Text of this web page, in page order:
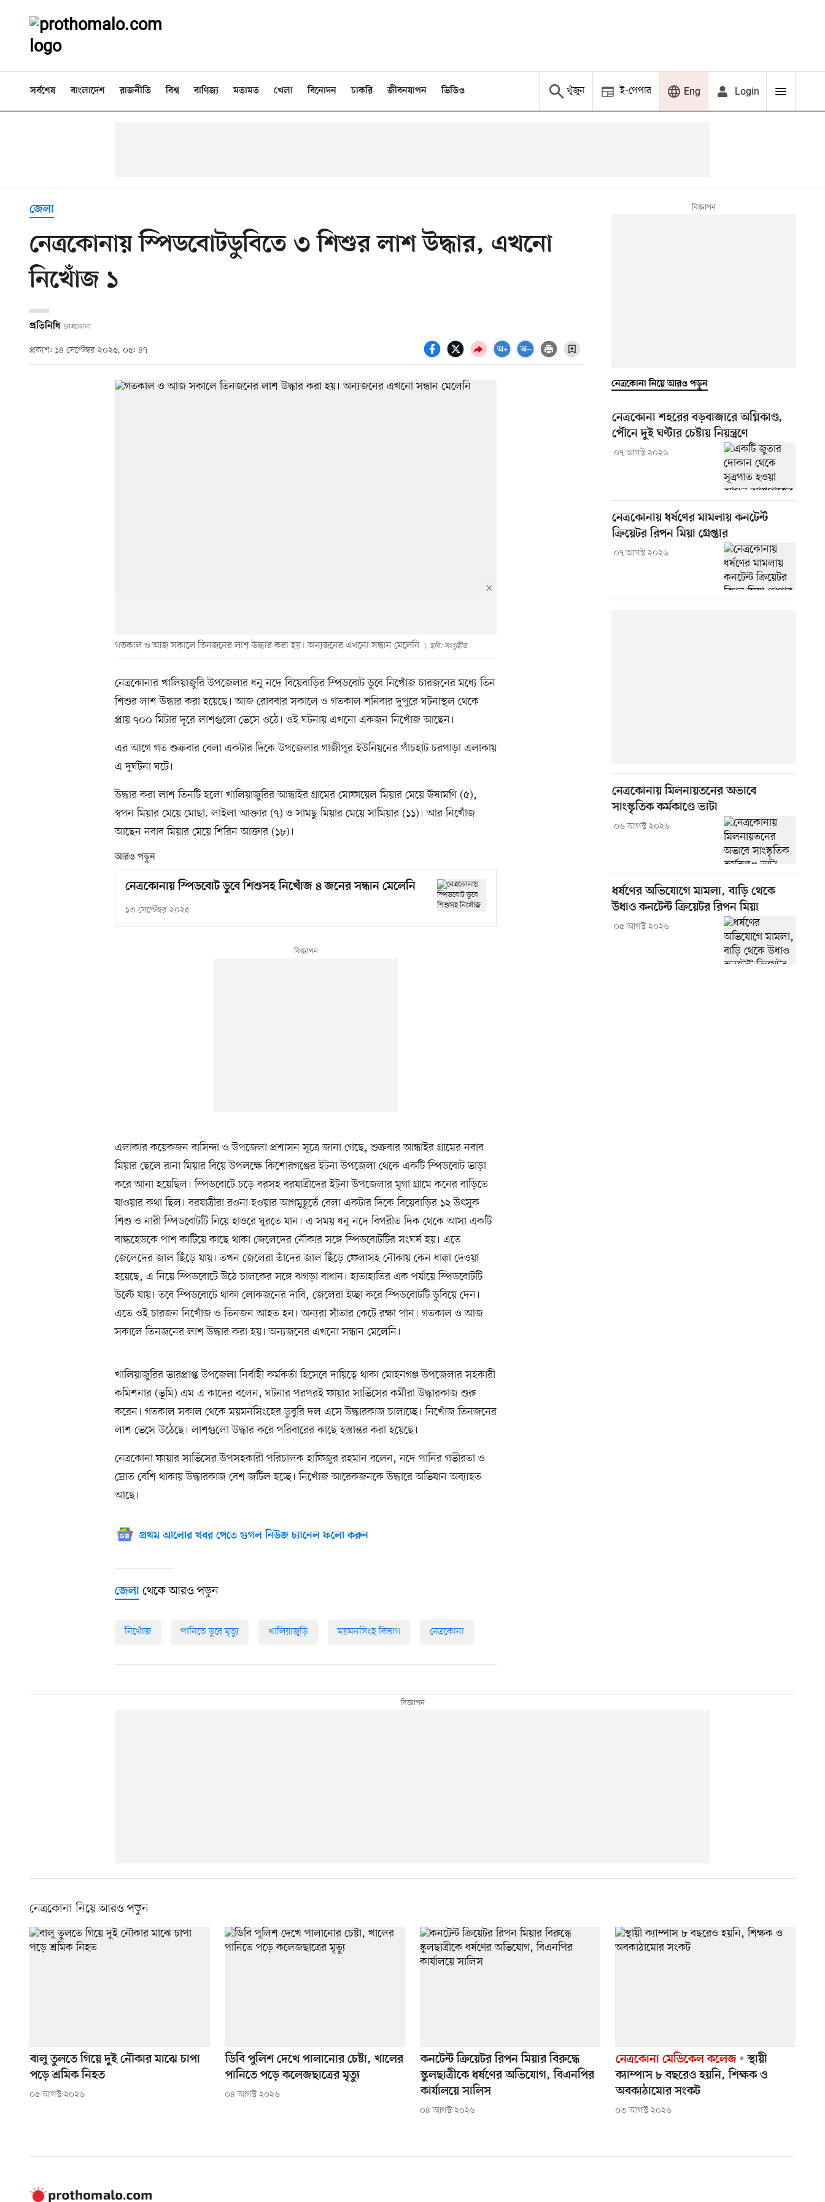
সর্বশেষ বাংলাদেশ রাজনীতি বিশ্ব বাণিজ্য মতামত খেলা বিনোদন চাকরি জীবনযাপন ভিডিও খুঁজুন ই-পেপার Eng Login
জেলা
নেত্রকোনায় স্পিডবোটডুবিতে ৩ শিশুর লাশ উদ্ধার, এখনো
নিখোঁজ ১
প্রতিনিধি নেত্রকোনা
প্রকাশ: ১৪ সেপ্টেম্বর ২০২৫, ০৫: ৪৭
গতকাল ও আজ সকালে তিনজনের লাশ উদ্ধার করা হয়। অন্যজনের এখনো সন্ধান মেলেনি ছবি: সংগৃহীত
নেত্রকোনার খালিয়াজুরি উপজেলার ধনু নদে বিয়েবাড়ির স্পিডবোট ডুবে নিখোঁজ চারজনের মধ্যে তিন
শিশুর লাশ উদ্ধার করা হয়েছে। আজ রোববার সকালে ও গতকাল শনিবার দুপুরে ঘটনাস্থল থেকে
প্রায় ৭০০ মিটার দূরে লাশগুলো ভেসে ওঠে। ওই ঘটনায় এখনো একজন নিখোঁজ আছেন।
এর আগে গত শুক্রবার বেলা একটার দিকে উপজেলার গাজীপুর ইউনিয়নের পাঁচহাট চরপাড়া এলাকায়
এ দুর্ঘটনা ঘটে।
উদ্ধার করা লাশ তিনটি হলো খালিয়াজুরির আন্ধাইর গ্রামের মোফায়েল মিয়ার মেয়ে ঊষামণি (৫),
স্বপন মিয়ার মেয়ে মোছা. লাইলা আক্তার (৭) ও সামছু মিয়ার মেয়ে সামিয়ার (১১)। আর নিখোঁজ
আছেন নবাব মিয়ার মেয়ে শিরিন আক্তার (১৮)।
আরও পড়ুন
নেত্রকোনায় স্পিডবোট ডুবে শিশুসহ নিখোঁজ ৪ জনের সন্ধান মেলেনি
১৩ সেপ্টেম্বর ২০২৫
এলাকার কয়েকজন বাসিন্দা ও উপজেলা প্রশাসন সূত্রে জানা গেছে, শুক্রবার আন্ধাইর গ্রামের নবাব
মিয়ার ছেলে রানা মিয়ার বিয়ে উপলক্ষে কিশোরগঞ্জের ইটনা উপজেলা থেকে একটি স্পিডবোট ভাড়া
করে আনা হয়েছিল। স্পিডবোটে চড়ে বরসহ বরযাত্রীদের ইটনা উপজেলার মৃগা গ্রামে কনের বাড়িতে
যাওয়ার কথা ছিল। বরযাত্রীরা রওনা হওয়ার আগমুহূর্তে বেলা একটার দিকে বিয়েবাড়ির ১২ উৎসুক
শিশু ও নারী স্পিডবোটটি নিয়ে হাওরে ঘুরতে যান। এ সময় ধনু নদে বিপরীত দিক থেকে আসা একটি
বাল্কহেডকে পাশ কাটিয়ে কাছে থাকা জেলেদের নৌকার সঙ্গে স্পিডবোটটির সংঘর্ষ হয়। এতে
জেলেদের জাল ছিঁড়ে যায়। তখন জেলেরা তাঁদের জাল ছিঁড়ে ফেলাসহ নৌকায় কেন ধাক্কা দেওয়া
হয়েছে, এ নিয়ে স্পিডবোটে উঠে চালকের সঙ্গে ঝগড়া বাধান। হাতাহাতির এক পর্যায়ে স্পিডবোটটি
উল্টে যায়। তবে স্পিডবোটে থাকা লোকজনের দাবি, জেলেরা ইচ্ছা করে স্পিডবোটটি ডুবিয়ে দেন।
এতে ওই চারজন নিখোঁজ ও তিনজন আহত হন। অন্যরা সাঁতার কেটে রক্ষা পান। গতকাল ও আজ
সকালে তিনজনের লাশ উদ্ধার করা হয়। অন্যজনের এখনো সন্ধান মেলেনি।
খালিয়াজুরির ভারপ্রাপ্ত উপজেলা নির্বাহী কর্মকর্তা হিসেবে দায়িত্বে থাকা মোহনগঞ্জ উপজেলার সহকারী
কমিশনার (ভূমি) এম এ কাদের বলেন, ঘটনার পরপরই ফায়ার সার্ভিসের কর্মীরা উদ্ধারকাজ শুরু
করেন। গতকাল সকাল থেকে ময়মনসিংহের ডুবুরি দল এসে উদ্ধারকাজ চালাচ্ছে। নিখোঁজ তিনজনের
লাশ ভেসে উঠেছে। লাশগুলো উদ্ধার করে পরিবারের কাছে হস্তান্তর করা হয়েছে।
নেত্রকোনা ফায়ার সার্ভিসের উপসহকারী পরিচালক হাফিজুর রহমান বলেন, নদে পানির গভীরতা ও
স্রোত বেশি থাকায় উদ্ধারকাজ বেশ জটিল হচ্ছে। নিখোঁজ আরেকজনকে উদ্ধারে অভিযান অব্যাহত
আছে।
প্রথম আলোর খবর পেতে গুগল নিউজ চ্যানেল ফলো করুন
জেলা থেকে আরও পড়ুন
নিখোঁজ পানিতে ডুবে মৃত্যু খালিয়াজুড়ি ময়মনসিংহ বিভাগ নেত্রকোনা
নেত্রকোনা নিয়ে আরও পড়ুন
নেত্রকোনা শহরের বড়বাজারে অগ্নিকাণ্ড,
পৌনে দুই ঘণ্টার চেষ্টায় নিয়ন্ত্রণে
০৭ আগস্ট ২০২৬
নেত্রকোনায় ধর্ষণের মামলায় কনটেন্ট
ক্রিয়েটর রিপন মিয়া গ্রেপ্তার
০৭ আগস্ট ২০২৬
নেত্রকোনায় মিলনায়তনের অভাবে
সাংস্কৃতিক কর্মকাণ্ডে ভাটা
০৬ আগস্ট ২০২৬
ধর্ষণের অভিযোগে মামলা, বাড়ি থেকে
উধাও কনটেন্ট ক্রিয়েটর রিপন মিয়া
০৫ আগস্ট ২০২৬
নেত্রকোনা নিয়ে আরও পড়ুন
বালু তুলতে গিয়ে দুই নৌকার মাঝে চাপা
পড়ে শ্রমিক নিহত
০৫ আগস্ট ২০২৬
ডিবি পুলিশ দেখে পালানোর চেষ্টা, খালের
পানিতে পড়ে কলেজছাত্রের মৃত্যু
০৪ আগস্ট ২০২৬
কনটেন্ট ক্রিয়েটর রিপন মিয়ার বিরুদ্ধে
স্কুলছাত্রীকে ধর্ষণের অভিযোগ, বিএনপির
কার্যালয়ে সালিস
০৪ আগস্ট ২০২৬
নেত্রকোনা মেডিকেল কলেজ
স্থায়ী
ক্যাম্পাস ৮ বছরেও হয়নি, শিক্ষক ও
অবকাঠামোর সংকট
০৩ আগস্ট ২০২৬